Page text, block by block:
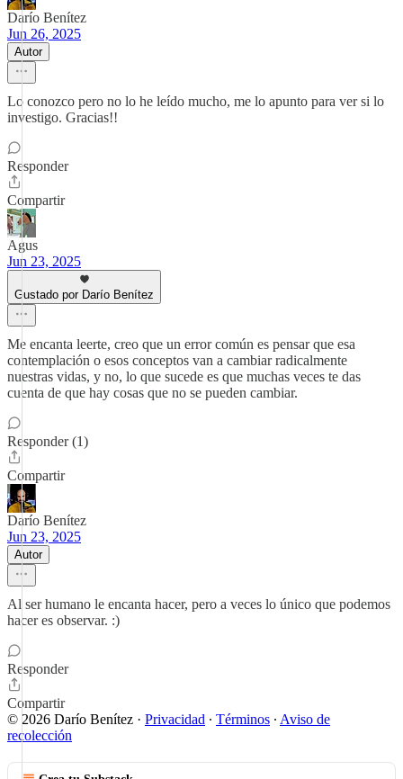
Darío Benítez
Jun 26, 2025
Autor
Lo conozco pero no lo he leído mucho, me lo apunto para ver si lo
investigo. Gracias!!
Responder
Compartir
Agus
Jun 23, 2025
Gustado por Darío Benítez
Me encanta leerte, creo que un error común es pensar que esa
contemplación o esos conceptos van a cambiar radicalmente
nuestras vidas, y no, lo que sucede es que muchas veces te das
cuenta de que hay cosas que no se pueden cambiar.
Responder (1)
Compartir
Darío Benítez
Jun 23, 2025
Autor
Al ser humano le encanta hacer, pero a veces lo único que podemos
hacer es observar. :)
Responder
Compartir
© 2026 Darío Benítez · Privacidad ∙ Términos ∙ Aviso de
recolección